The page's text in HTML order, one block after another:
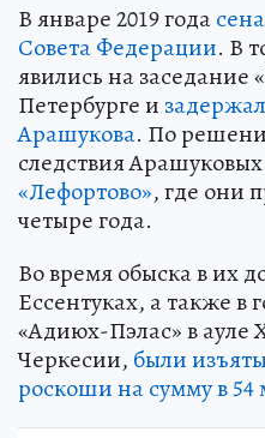
В январе 2019 года
Совета Федерации. В
явились на заседание
Петербурге и
Арашукова. По
следствия Арашуковых
«Лефортово», где они
четыре года.
Во время обыска в их
Ессентуках, а также в
«Адиюх-Пэлас» в ауле
Черкесии, были
роскоши на сумму в 54